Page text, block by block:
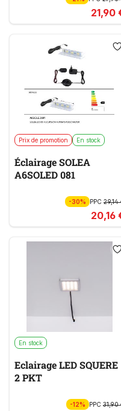
21,90
Prix de promotion En stock
Éclairage SOLEA
A6SOLED 081
-30% PPC 29,14
20,16
En stock
Eclairage LED SQUERE
2 PKT
-12% PPC 31,90